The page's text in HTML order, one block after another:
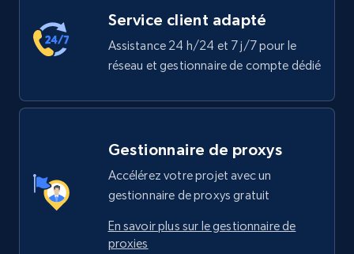
Service client adapté
Assistance 24 h/24 et 7 j/7 pour le
réseau et gestionnaire de compte dédié
Gestionnaire de proxys
Accélérez votre projet avec un
gestionnaire de proxys gratuit
En savoir plus sur le gestionnaire de
proxies